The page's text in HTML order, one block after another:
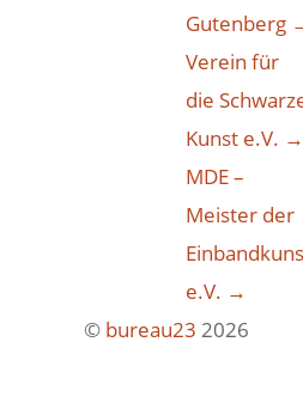
Gutenberg
Verein für
die
Kunst e.V. →
MDE –
Meister der
e.V. →
© bureau23 2026